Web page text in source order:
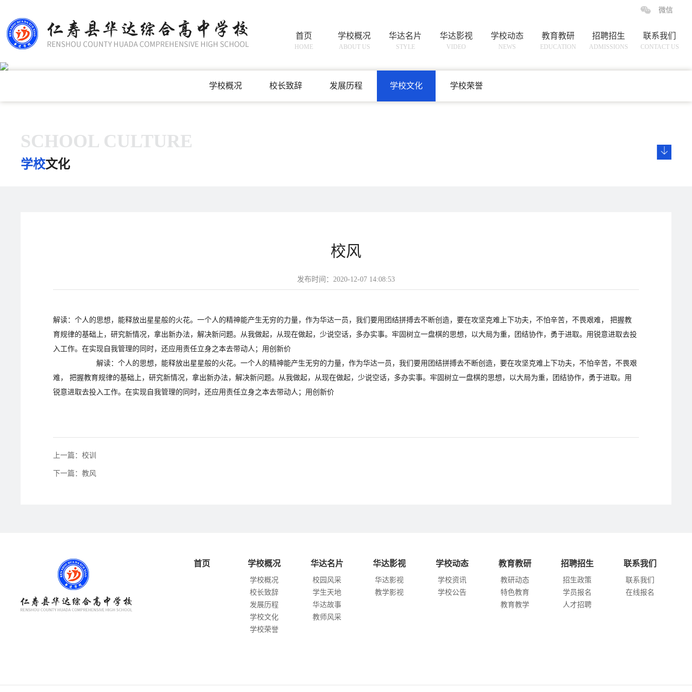
微信
首页
HOME
学校概况
ABOUT US
华达名片
STYLE
华达影视
VIDEO
学校动态
NEWS
教育教研
EDUCATION
招聘招生
ADMISSIONS
联系我们
CONTACT US
学校概况
ABOUT US
学校概况 校长致辞 发展历程 学校文化 学校荣誉
SCHOOL CULTURE
学校文化
校风
发布时间：2020-12-07 14:08:53
解读：个人的思想，能释放出星星般的火花。一个人的精神能产生无穷的力量，作为华达一员，我们要用团结拼搏去不断创造，要在攻坚克难上下功夫，不怕辛苦，不畏艰难， 把握教
育规律的基础上，研究新情况，拿出新办法，解决新问题。从我做起，从现在做起，少说空话，多办实事。牢固树立一盘棋的思想，以大局为重，团结协作，勇于进取。用锐意进取去投
入工作。在实现自我管理的同时，还应用责任立身之本去带动人；用创新价
解读：个人的思想，能释放出星星般的火花。一个人的精神能产生无穷的力量，作为华达一员，我们要用团结拼搏去不断创造，要在攻坚克难上下功夫，不怕辛苦，不畏艰
难， 把握教育规律的基础上，研究新情况，拿出新办法，解决新问题。从我做起，从现在做起，少说空话，多办实事。牢固树立一盘棋的思想，以大局为重，团结协作，勇于进取。用
锐意进取去投入工作。在实现自我管理的同时，还应用责任立身之本去带动人；用创新价
上一篇：校训
下一篇：教风
首页 学校概况
学校概况
校长致辞
发展历程
学校文化
学校荣誉
华达名片
校园风采
学生天地
华达故事
教师风采
华达影视
华达影视
教学影视
学校动态
学校资讯
学校公告
教育教研
教研动态
特色教育
教育教学
招聘招生
招生政策
学员报名
人才招聘
联系我们
联系我们
在线报名